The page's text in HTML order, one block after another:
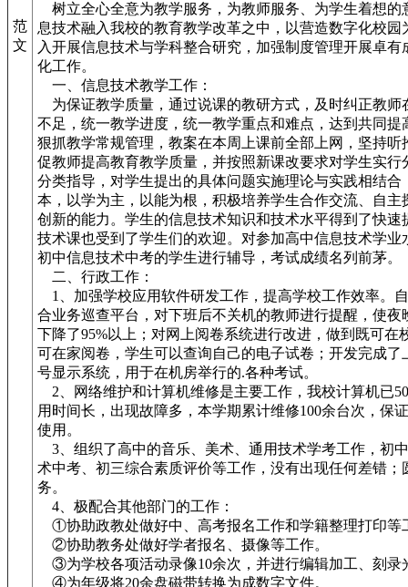
范
文
树立全心全意为教学服务，为教师服务、为学生着想的
息技术融入我校的教育教学改革之中，以营造数字化校园
入开展信息技术与学科整合研究，加强制度管理开展卓有
化工作。
一、信息技术教学工作：
为保证教学质量，通过说课的教研方式，及时纠正教师
不足，统一教学进度，统一教学重点和难点，达到共同提
狠抓教学常规管理，教案在本周上课前全部上网，坚持听
促教师提高教育教学质量，并按照新课改要求对学生实行
分类指导，对学生提出的具体问题实施理论与实践相结合
本，以学为主，以能为根，积极培养学生合作交流、自主
创新的能力。学生的信息技术知识和技术水平得到了快速
技术课也受到了学生们的欢迎。对参加高中信息技术学业
初中信息技术中考的学生进行辅导，考试成绩名列前茅。
二、行政工作：
1、加强学校应用软件研发工作，提高学校工作效率。
合业务巡查平台，对下班后不关机的教师进行提醒，使夜
下降了95%以上；对网上阅卷系统进行改进，做到既可在
可在家阅卷，学生可以查询自己的电子试卷；开发完成了
号显示系统，用于在机房举行的.各种考试。
2、网络维护和计算机维修是主要工作，我校计算机已
用时间长，出现故障多，本学期累计维修100余台次，保
使用。
3、组织了高中的音乐、美术、通用技术学考工作，初
术中考、初三综合素质评价等工作，没有出现任何差错；
务。
4、极配合其他部门的工作：
①协助政教处做好中、高考报名工作和学籍整理打印等
②协助教务处做好学者报名、摄像等工作。
③为学校各项活动录像10余次，并进行编辑加工、刻录
④为年级将20余盘磁带转换为成数字文件。